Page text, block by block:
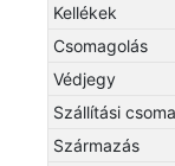
Kellékek
Csomagolás
Védjegy
Szállítási
Származás